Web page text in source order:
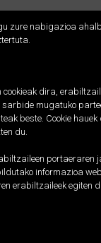
zure nabigazioa
dira,
mugatuko
beste. Cookie
du.
informazioa
erabiltzaileek egiten